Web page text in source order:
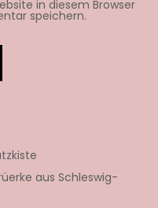
in diesem Browser
speichern.
aus Schleswig-